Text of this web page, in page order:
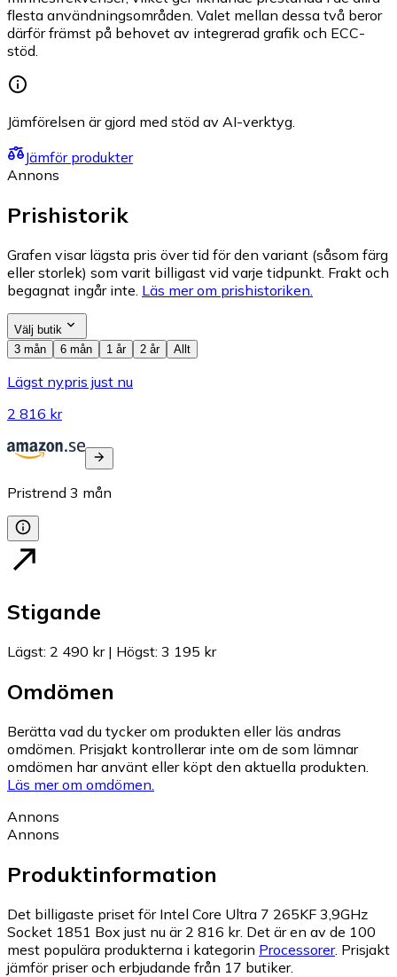
flesta användningsområden. Valet mellan dessa två beror
därför främst på behovet av integrerad grafik och ECC-
stöd.
Jämförelsen är gjord med stöd av AI-verktyg.
Jämför produkter
Annons
Prishistorik
Grafen visar lägsta pris över tid för den variant (såsom färg
eller storlek) som varit billigast vid varje tidpunkt. Frakt och
begagnat ingår inte. Läs mer om prishistoriken.
Välj butik
3 mån
6 mån 1 år 2 år Allt
Lägst nypris just nu
2 816 kr
Pristrend 3 mån
Stigande
Lägst: 2 490 kr| Högst: 3 195 kr
Omdömen
Berätta vad du tycker om produkten eller läs andras
omdömen. Prisjakt kontrollerar inte om de som lämnar
omdömen har använt eller köpt den aktuella produkten.
Läs mer om omdömen.
Annons
Annons
Produktinformation
Det billigaste priset för Intel Core Ultra 7 265KF 3,9GHz
Socket 1851 Box just nu är 2 816 kr. Det är en av de 100
mest populära produkterna i kategorin Processorer. Prisjakt
jämför priser och erbjudande från 17 butiker.